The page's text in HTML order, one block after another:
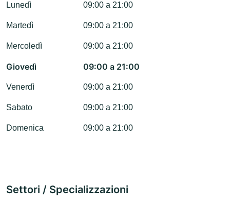
Lunedì 09:00 a 21:00
Martedì 09:00 a 21:00
Mercoledì 09:00 a 21:00
Giovedì 09:00 a 21:00
Venerdì 09:00 a 21:00
Sabato 09:00 a 21:00
Domenica 09:00 a 21:00
Settori / Specializzazioni